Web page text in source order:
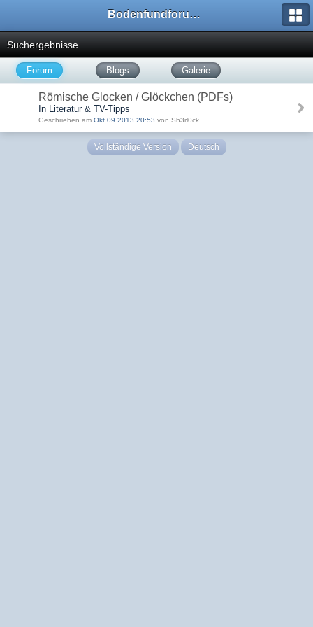
Bodenfundforum.com
Suchergebnisse
Forum Blogs Galerie
Römische Glocken / Glöckchen (PDFs)
In Literatur & TV-Tipps
Geschrieben am Okt.09.2013 20:53 von Sh3rl0ck
Vollständige Version Deutsch